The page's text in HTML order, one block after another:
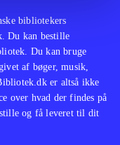
bibliotekers
Du kan bestille
Du kan bruge
af bøger, musik,
er altså ikke
over hvad der findes på
og få leveret til dit